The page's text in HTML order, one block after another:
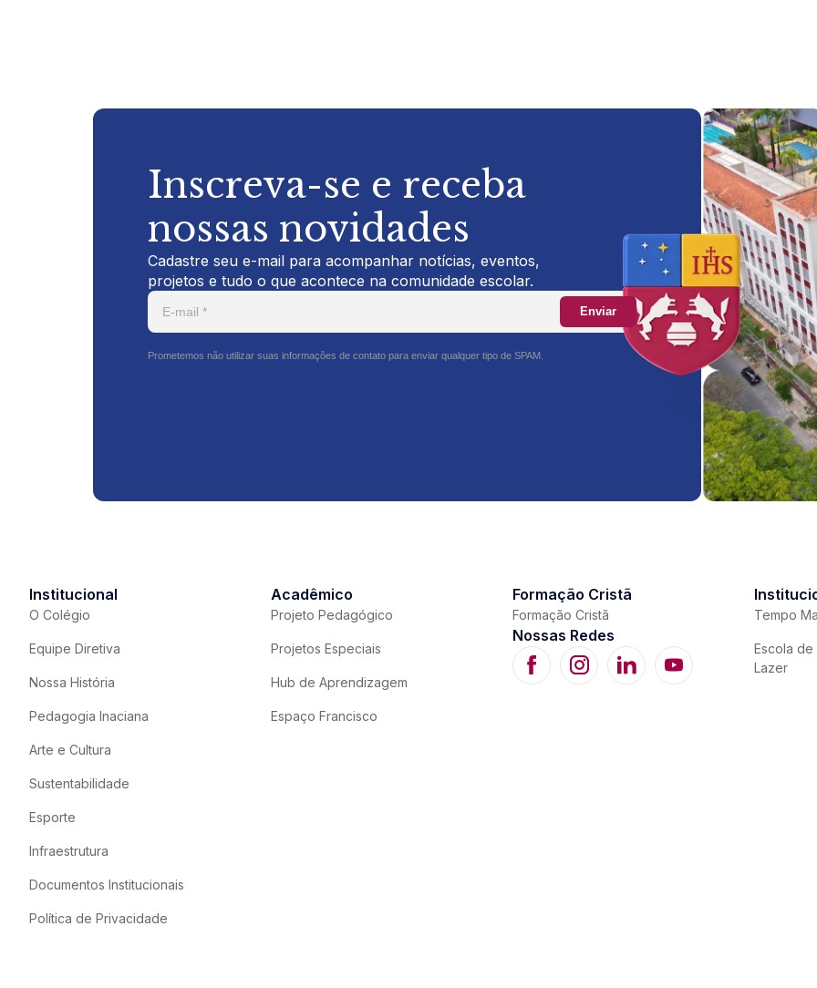
Inscreva-se e receba
nossas novidades
Cadastre seu e-mail para acompanhar notícias, eventos,
projetos e tudo o que acontece na comunidade escolar.
Enviar
Prometemos não utilizar suas informações de contato para enviar qualquer tipo de SPAM.
Institucional
O Colégio
Equipe Diretiva
Nossa História
Pedagogia Inaciana
Arte e Cultura
Sustentabilidade
Esporte
Infraestrutura
Documentos Institucionais
Política de Privacidade
Acadêmico
Projeto Pedagógico
Projetos Especiais
Hub de Aprendizagem
Espaço Francisco
Formação Cristã
Formação Cristã
Nossas Redes
Tempo
Escola de
Lazer